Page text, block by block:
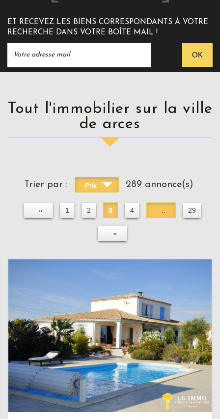
ET RECEVEZ LES BIENS CORRESPONDANTS À VOTRE
RECHERCHE DANS VOTRE BOÎTE MAIL !
OK
Tout l'immobilier sur la ville
de arces
Trier par : Prix 289 annonce(s)
« 1 2 3 4 .. 29
»